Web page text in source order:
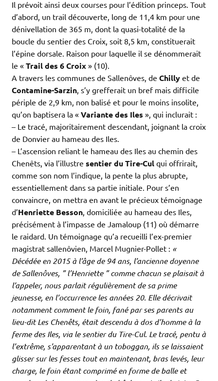
Il prévoit ainsi deux courses pour l’édition princeps. Tout
d’abord, un trail découverte, long de 11,4 km pour une
dénivellation de 365 m, dont la quasi-totalité de la
boucle du sentier des Croix, soit 8,5 km, constituerait
l’épine dorsale. Raison pour laquelle il se dénommerait
le « Trail des 6 Croix » (10).
A travers les communes de Sallenôves, de Chilly et de
Contamine-Sarzin, s’y grefferait un bref mais difficile
périple de 2,9 km, non balisé et pour le moins insolite,
qu’on baptisera la « Variante des Iles », qui inclurait :
– Le tracé, majoritairement descendant, joignant la croix
de Donvier au hameau des Iles.
– L’ascension reliant le hameau des Iles au chemin des
Chenêts, via l’illustre sentier du Tire-Cul qui offrirait,
comme son nom l’indique, la pente la plus abrupte,
essentiellement dans sa partie initiale. Pour s’en
convaincre, on mettra en avant le précieux témoignage
d’Henriette Besson, domiciliée au hameau des Iles,
précisément à l’impasse de Jamaloup (11) où démarre
le raidard. Un témoignage qu’a recueilli l’ex-premier
magistrat sallenôvien, Marcel Mugnier-Pollet : «
Décédée en 2015 à l’âge de 94 ans, l’ancienne doyenne
de Sallenôves, ” l’Henriette ” comme chacun se plaisait à
l’appeler, nous parlait régulièrement de sa prime
jeunesse, en l’occurrence les années 20. Elle décrivait
notamment comment le foin, fané par ses parents au
lieu-dit Les Chenêts, était descendu à dos d’homme à la
ferme des Iles, via le sentier du Tire-Cul. Le tracé, pentu à
l’extrême, s’apparentant à un toboggan, ils se laissaient
glisser sur les fesses tout en maintenant, bras levés, leur
charge, le foin étant comprimé en forme de balle et